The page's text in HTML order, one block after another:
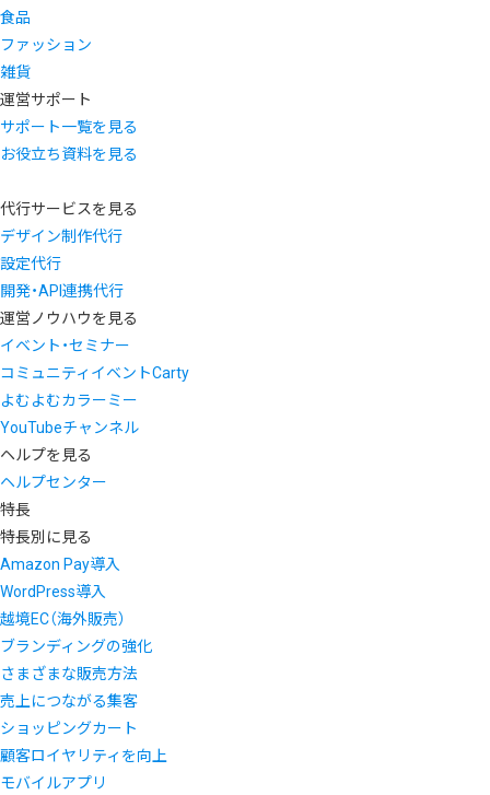
食品
ファッション
雑貨
運営サポート
サポート一覧を見る
お役立ち資料を見る
代行サービスを見る
デザイン制作代行
設定代行
開発・API連携代行
運営ノウハウを見る
イベント・セミナー
コミュニティイベントCarty
よむよむカラーミー
YouTubeチャンネル
ヘルプを見る
ヘルプセンター
特長
特長別に見る
Amazon Pay導入
WordPress導入
越境EC（海外販売）
ブランディングの強化
さまざまな販売方法
売上につながる集客
ショッピングカート
顧客ロイヤリティを向上
モバイルアプリ